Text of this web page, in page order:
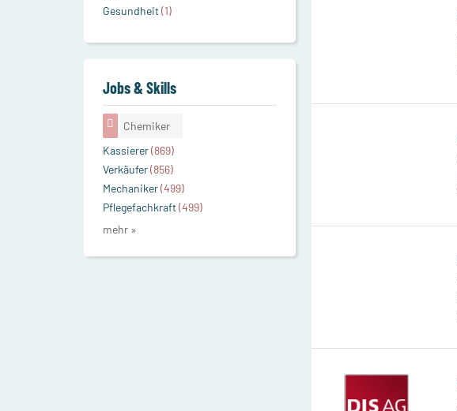
Gesundheit(1)
Jobs & Skills
Chemiker
Kassierer(869)
Verkäufer(856)
Mechaniker(499)
Pflegefachkraft(499)
mehr »